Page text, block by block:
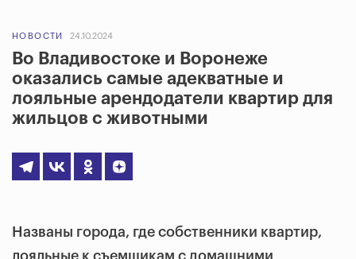
НОВОСТИ 24.10.2024
Во Владивостоке и Воронеже
оказались самые адекватные и
лояльные арендодатели квартир для
жильцов с животными
Названы города, где собственники квартир,
лояльные к съемщикам с домашними